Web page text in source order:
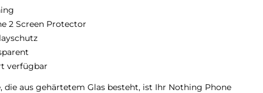
2 Screen Protector
verfügbar
die aus gehärtetem Glas besteht, ist Ihr Nothing Phone